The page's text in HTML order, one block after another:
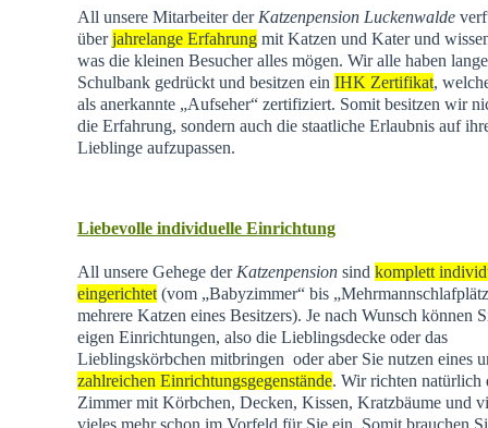
All unsere Mitarbeiter der Katzenpension Luckenwalde
überjahrelange Erfahrungmit Katzen und Kater und
was die kleinen Besucher alles mögen. Wir alle haben
Schulbank gedrückt und besitzen ein IHK Zertifikat,
als anerkannte „Aufseher“ zertifiziert. Somit besitzen wir
die Erfahrung, sondern auch die staatliche Erlaubnis auf
Lieblinge aufzupassen.
Liebevolle individuelle Einrichtung
All unsere Gehege der Katzenpensionsind komplett
eingerichtet(vom „Babyzimmer“ bis
mehrere Katzen eines Besitzers). Je nach Wunsch können
eigen Einrichtungen, also die Lieblingsdecke oder das
Lieblingskörbchen mitbringen oder aber Sie nutzen eines
zahlreichen Einrichtungsgegenstände. Wir richten natürlich
Zimmer mit Körbchen, Decken, Kissen, Kratzbäume und
vieles mehr schon im Vorfeld für Sie ein. Somit brauchen